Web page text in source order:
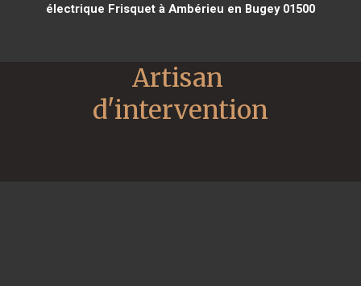
électrique Frisquet à Ambérieu en Bugey 01500
Artisan
d'intervention